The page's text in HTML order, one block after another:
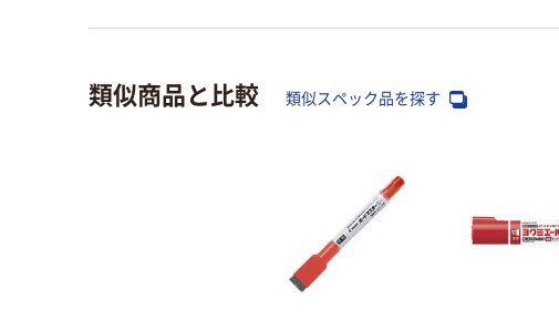
類似商品と比較 類似スペック品を探す